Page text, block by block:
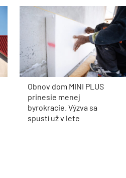
Obnov dom MINI PLUS
prinesie menej
byrokracie. Výzva sa
spustí už v lete